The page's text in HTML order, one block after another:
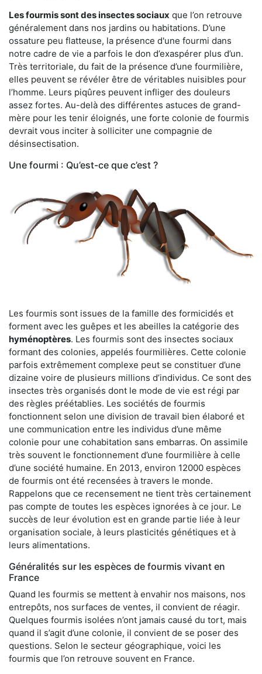
Les fourmis sont des insectes sociaux que l’on retrouve
généralement dans nos jardins ou habitations. D’une
ossature peu flatteuse, la présence d'une fourmi dans
notre cadre de vie a parfois le don d’exaspérer plus d’un.
Très territoriale, du fait de la présence d’une fourmilière,
elles peuvent se révéler être de véritables nuisibles pour
l’homme. Leurs piqûres peuvent infliger des douleurs
assez fortes. Au-delà des différentes astuces de grand-
mère pour les tenir éloignés, une forte colonie de fourmis
devrait vous inciter à solliciter une compagnie de
désinsectisation.
Une fourmi : Qu’est-ce que c’est ?
Les fourmis sont issues de la famille des formicidés et
forment avec les guêpes et les abeilles la catégorie des
hyménoptères. Les fourmis sont des insectes sociaux
formant des colonies, appelés fourmilières. Cette colonie
parfois extrêmement complexe peut se constituer d’une
dizaine voire de plusieurs millions d’individus. Ce sont des
insectes très organisés dont le mode de vie est régi par
des règles préétablies. Les sociétés de fourmis
fonctionnent selon une division de travail bien élaboré et
une communication entre les individus d’une même
colonie pour une cohabitation sans embarras. On assimile
très souvent le fonctionnement d’une fourmilière à celle
d’une société humaine. En 2013, environ 12000 espèces
de fourmis ont été recensées à travers le monde.
Rappelons que ce recensement ne tient très certainement
pas compte de toutes les espèces ignorées à ce jour. Le
succès de leur évolution est en grande partie liée à leur
organisation sociale, à leurs plasticités génétiques et à
leurs alimentations.
Généralités sur les espèces de fourmis vivant en
France
Quand les fourmis se mettent à envahir nos maisons, nos
entrepôts, nos surfaces de ventes, il convient de réagir.
Quelques fourmis isolées n’ont jamais causé du tort, mais
quand il s’agit d’une colonie, il convient de se poser des
questions. Selon le secteur géographique, voici les
fourmis que l’on retrouve souvent en France.